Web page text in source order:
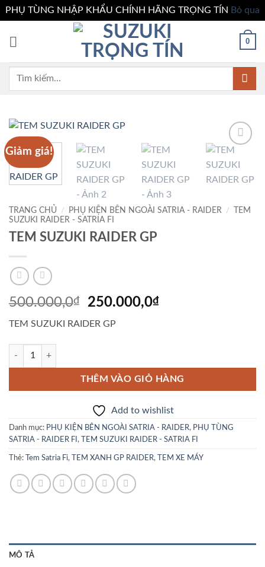
PHỤ TÙNG NHẬP KHẨU CHÍNH HÃNG TRỌNG TÍN Bỏ qua
0
Tìm
Giảm giá!
Add to
wishlist
TRANG CHỦ / PHỤ KIỆN BÊN NGOÀI SATRIA - RAIDER /
TEM
SUZUKI RAIDER - SATRIA FI
TEM SUZUKI RAIDER GP
500.000,0₫
Giá
là:
250.000,0₫Giá
TEM SUZUKI RAIDER GP
TEM SUZUKI RAIDER GP số lượng
THÊM VÀO GIỎ HÀNG
Add to wishlist
Danh mục: PHỤ KIỆN BÊN NGOÀI SATRIA - RAIDER, PHỤ TÙNG
SATRIA - RAIDER FI , TEM SUZUKI RAIDER - SATRIA FI
Thẻ: Tem Satria Fi, TEM XANH GP RAIDER, TEM XE MÁY
MÔ TẢ